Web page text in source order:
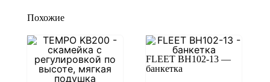
Похожие
FLEET BH102-13 —
банкетка